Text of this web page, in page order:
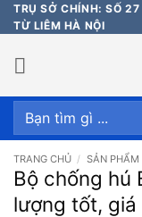
Bỏ
qua
nội
dung
TRỤ SỞ CHÍNH: SỐ
TỪ LIÊM HÀ NỘI
Tìm
kiếm:
TRANG CHỦ / SẢN PHẨM
Bộ chống hú
lượng tốt, giá